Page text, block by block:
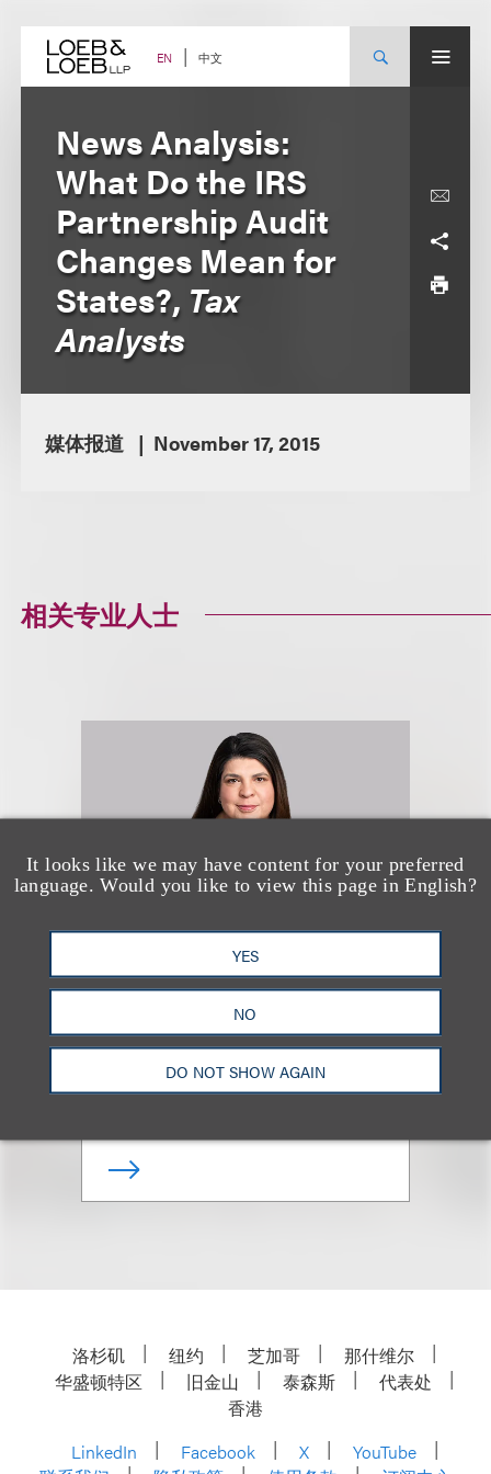
content EN 中文
It looks like we may have content for your preferred
language. Would you like to view this page in English?
YES
NO
DO NOT SHOW AGAIN
News Analysis:
What Do the IRS
Partnership Audit
Changes Mean for
States?, Tax
Analysts
媒体报道 November 17, 2015
相关专业人士
Kelley C. Miller
合伙人
+1.703.988.5104
洛杉矶 纽约 芝加哥
那什维尔
华盛顿特区
旧金山 泰森斯
代表处
香港
LinkedIn
Facebook X
YouTube